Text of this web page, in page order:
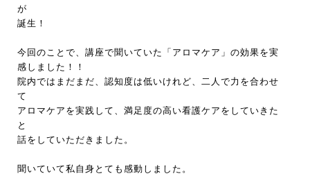
が
誕生！
今回のことで、講座で聞いていた「アロマケア」の効果を実
感しました！！
院内ではまだまだ、認知度は低いけれど、二人で力を合わせ
て
アロマケアを実践して、満足度の高い看護ケアをしていきた
と
話をしていただきました。
聞いていて私自身とても感動しました。